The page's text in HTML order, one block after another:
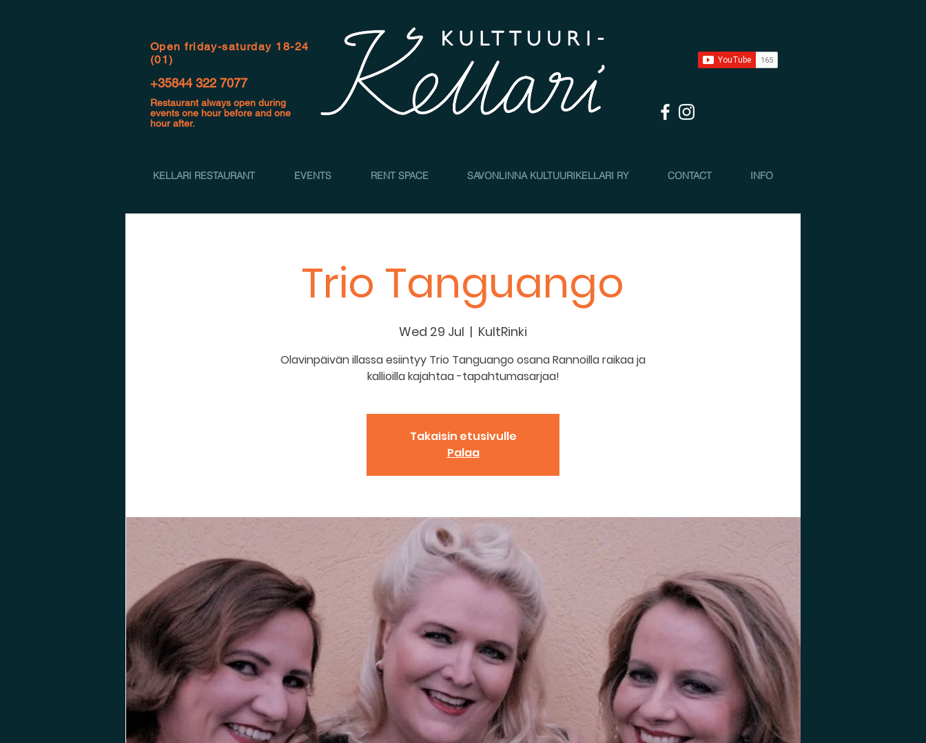
Open friday-saturday 18-24
(01)
+35844 322 7077
Restaurant always open during
events one hour before and one
hour after.
KELLARI RESTAURANT EVENTS RENT SPACE SAVONLINNA KULTUURIKELLARI RY CONTACT INFO
Trio Tanguango
Wed 29 Jul
  |
KultRinki
Olavinpäivän illassa esiintyy Trio Tanguango osana Rannoilla raikaa ja
kallioilla kajahtaa -tapahtumasarjaa!
Takaisin etusivulle
Palaa